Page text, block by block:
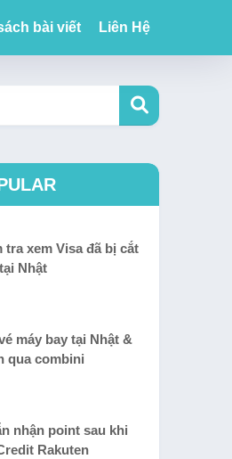
bài viết Liên Hệ
tra xem Visa đã bị cắt
Nhật
máy bay tại Nhật &
qua combini
nhận point sau khi
Rakuten